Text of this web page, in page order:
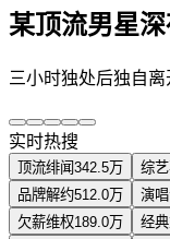
某顶流男星
三小时独处后独自
实时热搜
顶流绯闻342.5万 综
品牌解约512.0万 演
欠薪维权189.0万 经